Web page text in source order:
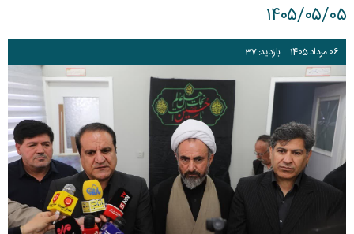
۱۴۰۵/۰۵/۰۵
06مرداد1405 بازدید: 37